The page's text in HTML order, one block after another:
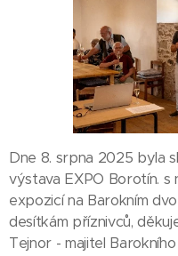
Dne 8. srpna 2025 byla
výstava EXPO Borotín.
expozicí na Barokním
desítkám příznivců,
Tejnor - majitel